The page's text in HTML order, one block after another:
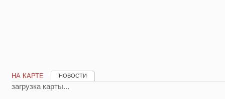
НА КАРТЕ НОВОСТИ
загрузка карты...